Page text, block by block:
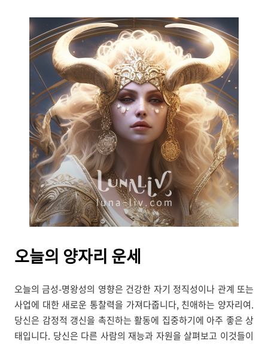
오늘의 양자리 운세
오늘의 금성-명왕성의 영향은 건강한 자기 정직성이나 관계 또는
사업에 대한 새로운 통찰력을 가져다줍니다, 친애하는 양자리여.
당신은 감정적 갱신을 촉진하는 활동에 집중하기에 아주 좋은 상
태입니다. 당신은 다른 사람의 재능과 자원을 살펴보고 이것들이